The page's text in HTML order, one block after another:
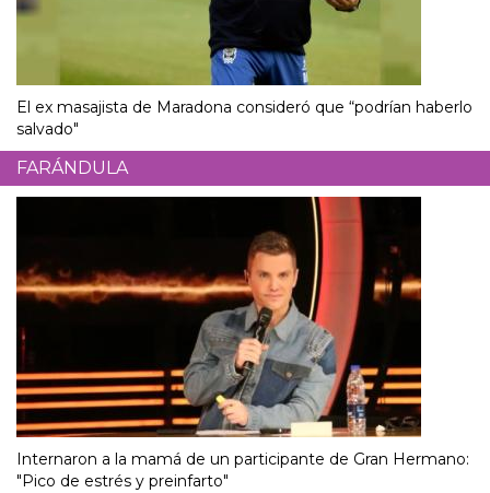
El ex masajista de Maradona consideró que “podrían haberlo
salvado"
FARÁNDULA
Internaron a la mamá de un participante de Gran Hermano:
"Pico de estrés y preinfarto"